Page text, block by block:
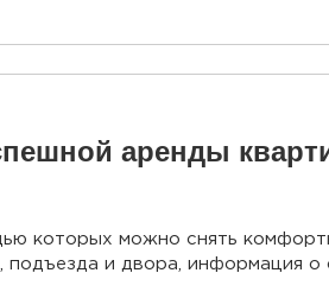
аренды
которых можно снять
подъезда и двора, информация о